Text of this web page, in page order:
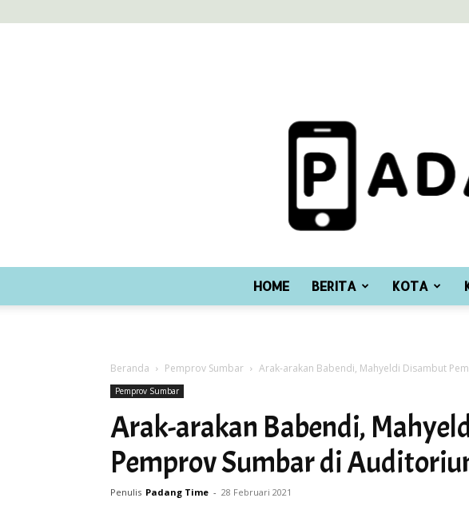
HOME BERITA KOTA
Beranda Pemprov Sumbar Arak-arakan Babendi, Mahyeldi Disambut
Pemprov Sumbar
Arak-arakan Babendi,
Pemprov Sumbar di
Penulis Padang Time - 28 Februari 2021